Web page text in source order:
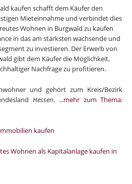
kaufen schafft dem Käufer den
Mieteinnahme und verbindet dies
Wohnen in Burgwald zu kaufen
in das am stärksten wachsende und
zu investieren. Der Erwerb von
gibt dem Käufer die Möglichkeit,
Nachfrage zu profitieren.
und gehört zum Kreis/Bezirk
Hessen. ...mehr zum Thema:
kaufen
Wohnen als Kapitalanlage kaufen in